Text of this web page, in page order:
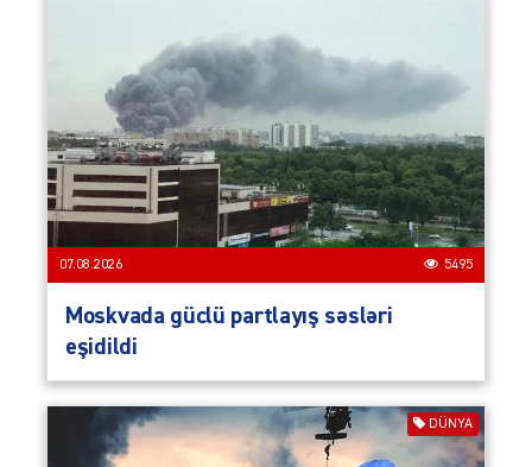
07.08.2026 5495
Moskvada güclü partlayış səsləri
eşidildi
DÜNYA